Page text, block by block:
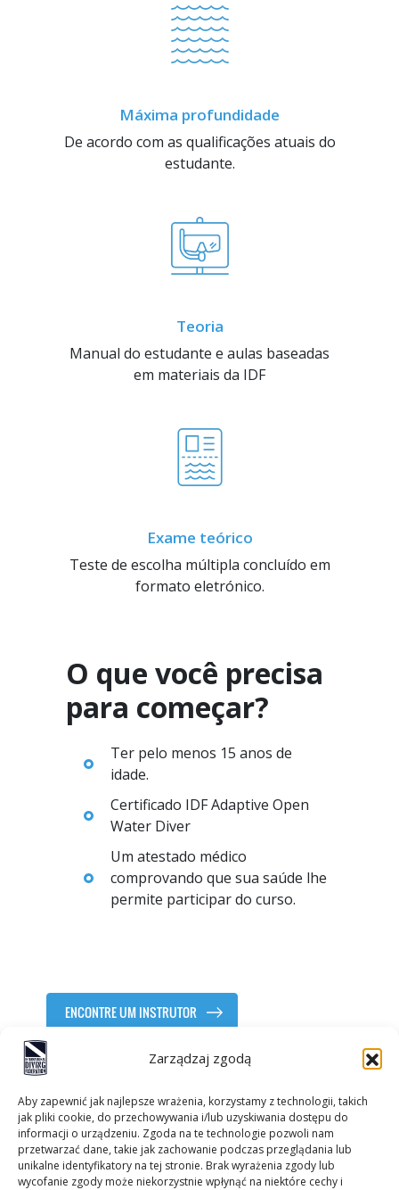
Zarządzaj zgodą
Aby zapewnić jak najlepsze wrażenia, korzystamy z technologii, takich
jak pliki cookie, do przechowywania i/lub uzyskiwania dostępu do
informacji o urządzeniu. Zgoda na te technologie pozwoli nam
przetwarzać dane, takie jak zachowanie podczas przeglądania lub
unikalne identyfikatory na tej stronie. Brak wyrażenia zgody lub
wycofanie zgody może niekorzystnie wpłynąć na niektóre cechy i
Máxima profundidade
De acordo com as qualificações atuais do
estudante.
Teoria
Manual do estudante e aulas baseadas
em materiais da IDF
Exame teórico
Teste de escolha múltipla concluído em
formato eletrónico.
O que você precisa
para começar?
Ter pelo menos 15 anos de
idade.
Certificado IDF Adaptive Open
Water Diver
Um atestado médico
comprovando que sua saúde lhe
permite participar do curso.
ENCONTRE UM INSTRUTOR
Contactos